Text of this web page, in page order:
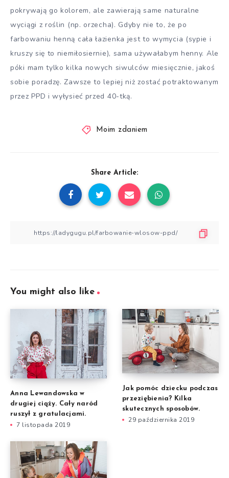
pokrywają go kolorem, ale zawierają same naturalne
wyciągi z roślin (np. orzecha). Gdyby nie to, że po
farbowaniu henną cała łazienka jest to wymycia (sypie i
kruszy się to niemiłosiernie), sama używałabym henny. Ale
póki mam tylko kilka nowych siwulców miesięcznie, jakoś
sobie poradzę. Zawsze to lepiej niż zostać potraktowanym
przez PPD i wyłysieć przed 40-tką.
Moim zdaniem
Share Article:
You might also like
Anna Lewandowska w
drugiej ciąży. Cały naród
ruszył z gratulacjami.
7 listopada 2019
Jak pomóc dziecku podczas
przeziębienia? Kilka
skutecznych sposobów.
29 października 2019